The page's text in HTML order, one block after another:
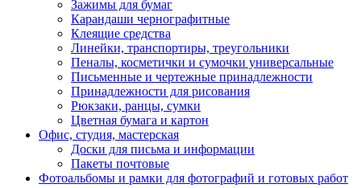
Зажимы для бумаг
Карандаши чернографитные
Клеящие средства
Линейки, транспортиры, треугольники
Пеналы, косметички и сумочки универсальные
Письменные и чертежные принадлежности
Принадлежности для рисования
Рюкзаки, ранцы, сумки
Цветная бумага и картон
Офис, студия, мастерская
Доски для письма и информации
Пакеты почтовые
Фотоальбомы и рамки для фотографий и готовых работ